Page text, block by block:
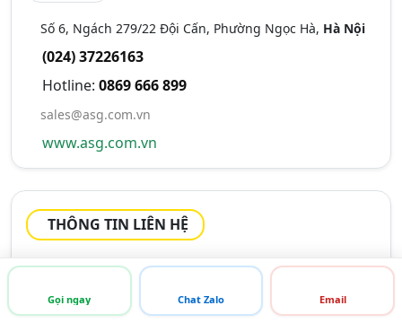
Số 6, Ngách 279/22 Đội Cấn, Phường Ngọc Hà, Hà Nội
(024) 37226163
Hotline: 0869 666 899
sales@asg.com.vn
www.asg.com.vn
THÔNG TIN LIÊN HỆ
Tên liên hệ:
Hotline
Di động:
0869 666 899
Gọi ngay Chat Zalo Email